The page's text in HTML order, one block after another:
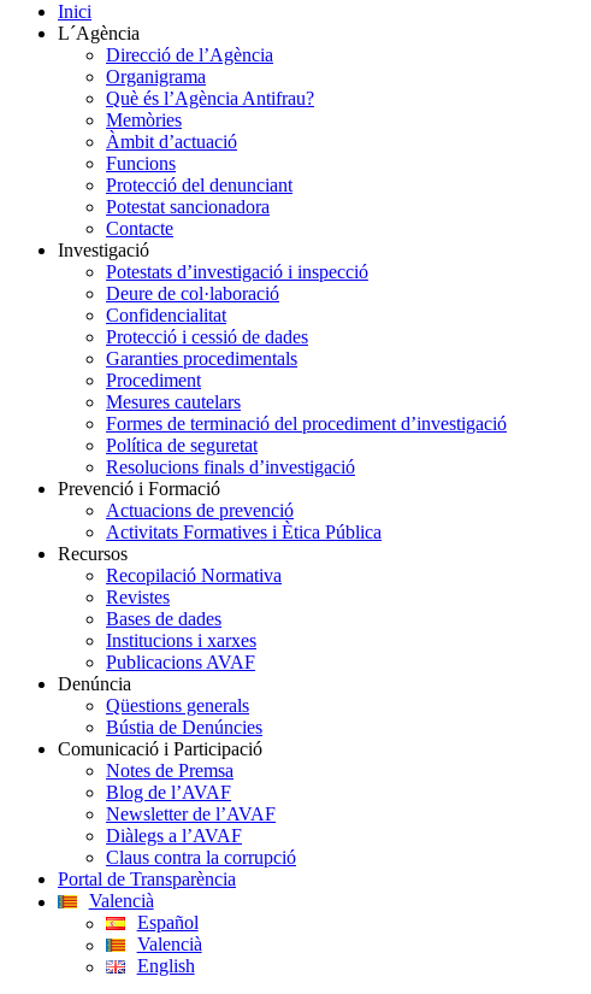
Inici
L´Agència
Direcció de l’Agència
Organigrama
Què és l’Agència Antifrau?
Memòries
Àmbit d’actuació
Funcions
Protecció del denunciant
Potestat sancionadora
Contacte
Investigació
Potestats d’investigació i inspecció
Deure de col·laboració
Confidencialitat
Protecció i cessió de dades
Garanties procedimentals
Procediment
Mesures cautelars
Formes de terminació del procediment d’investigació
Política de seguretat
Resolucions finals d’investigació
Prevenció i Formació
Actuacions de prevenció
Activitats Formatives i Ètica Pública
Recursos
Recopilació Normativa
Revistes
Bases de dades
Institucions i xarxes
Publicacions AVAF
Denúncia
Qüestions generals
Bústia de Denúncies
Comunicació i Participació
Notes de Premsa
Blog de l’AVAF
Newsletter de l’AVAF
Diàlegs a l’AVAF
Claus contra la corrupció
Portal de Transparència
Valencià
Español
Valencià
English